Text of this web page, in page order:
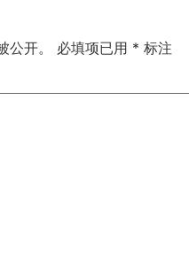
开。 必填项已用 * 标注